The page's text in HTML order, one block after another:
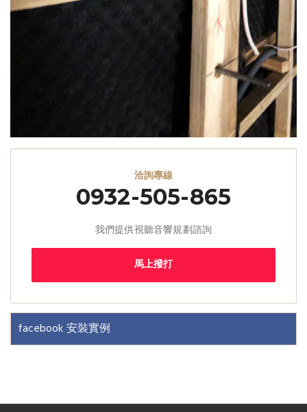
洽詢專線
0932-505-865
我們提供視聽音響規劃諮詢
馬上撥打
facebook 安裝實例